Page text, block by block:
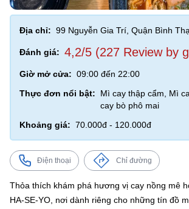
Địa chỉ: 99 Nguyễn Gia Trí, Quận Bình
Đánh giá: 4,2/5 (227 Review by
Giờ mở cửa: 09:00 đến 22:00
Thực đơn nổi bật:
Mì cay thập cẩm, Mì
cay bò phô mai
Khoảng giá: 70.000đ - 120.000đ
Điện thoại Chỉ đường
Thỏa thích khám phá hương vị cay nồng mê
HA-SE-YO, nơi dành riêng cho những tín đồ